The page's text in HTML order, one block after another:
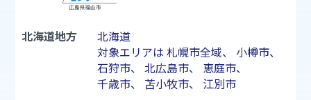
北海道地方
北海道
対象エリアは 札幌市全域、 小樽市、
石狩市、 北広島市、 恵庭市、
千歳市、 苫小牧市、 江別市